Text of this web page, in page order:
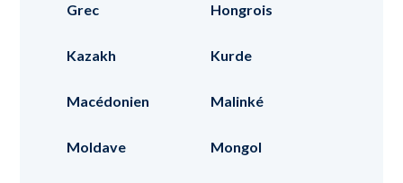
Grec Hongrois
Kazakh Kurde
Macédonien Malinké
Moldave Mongol